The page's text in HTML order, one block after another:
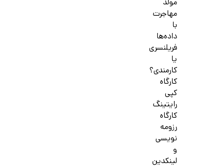
مولد
مهاجرت
با
داده‌ها
فریلنسری
یا
کارمندی؟
کارگاه
کپی
رایتینگ
کارگاه
رزومه
نویسی
و
لینکدین